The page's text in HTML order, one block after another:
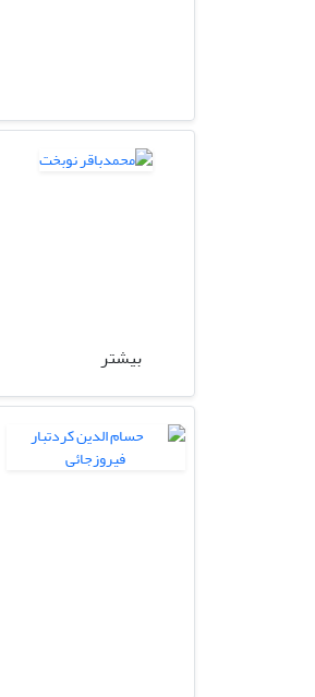
بیشتر